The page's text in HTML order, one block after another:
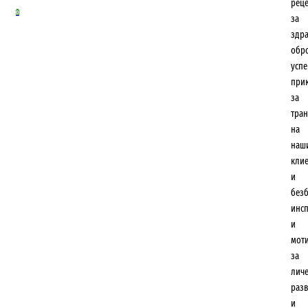
0
за
за
на
и
и
за
и